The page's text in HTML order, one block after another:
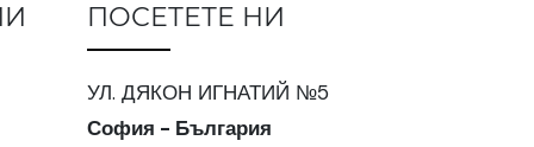
ПОСЕТЕТЕ НИ
УЛ. ДЯКОН ИГНАТИЙ №5
София - България